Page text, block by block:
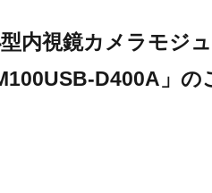
内視鏡カメラモジ
D400A」の